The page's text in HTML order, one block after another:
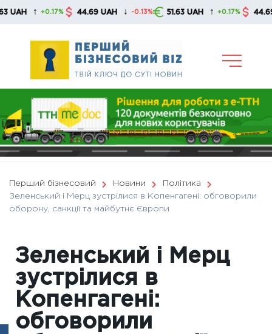
Skip
↑ +0.17% 44.69 UAH ↓ -0.13% 51.63 UAH ↑ +0.17% 44.69 UAH
Перший бізнесовий Новини
Політика
Зеленський і Мерц зустрілися в Копенгагені: обговорили
оборону, санкції та майбутнє Європи
Зеленський і Мерц
зустрілися в
Копенгагені:
обговорили